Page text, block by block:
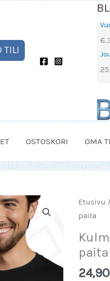
TILI
OSTOSKORI OMA
Etusivu /
paita
paita
24,90